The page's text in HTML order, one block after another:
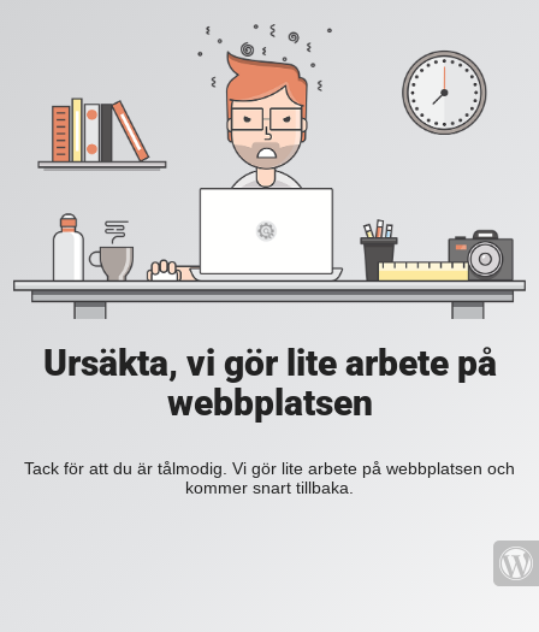
Ursäkta, vi gör lite arbete på
webbplatsen
Tack för att du är tålmodig. Vi gör lite arbete på webbplatsen och
kommer snart tillbaka.